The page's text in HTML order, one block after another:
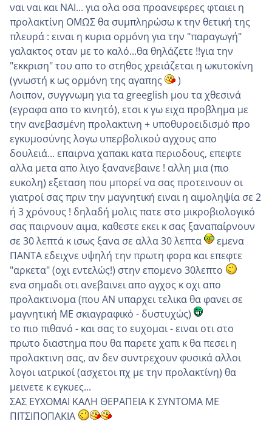
ναι ναι και ΝΑΙ... για ολα οσα προανεφερες φταιει η
προλακτίνη ΟΜΩΣ θα συμπληρώσω κ την θετική της
πλευρά : ειναι η κυρια ορμόνη για την "παραγωγή"
γαλακτος οταν με το καλό...θα θηλάζετε !!για την
"εκκριση" του απο το στηθος χρειάζεται η ωκυτοκίνη
(γνωστή κ ως ορμόνη της αγαπης
)
Λοιπον, συγγνωμη για τα greeglish μου τα χθεσινά
(εγραφα απο το κινητό), ετσι κ γω ειχα προβλημα με
την ανεβασμένη προλακτινη + υποθυροειδισμό προ
εγκυμοσύνης λογω υπερβολικού αγχους απο
δουλειά... επαιρνα χαπακι κατα περιοδους, επεφτε
αλλα μετα απο λιγο ξανανεβαινε ! αλλη μια (πιο
ευκολη) εξεταση που μπορεί να σας προτεινουν οι
γιατροί σας πριν την μαγνητική ειναι η αιμοληψία σε 2
ή 3 χρόνους ! δηλαδή μολις πατε στο μικροβιολογικό
σας παιρνουν αιμα, καθεστε εκει κ σας ξαναπαίρνουν
σε 30 λεπτά κ ισως ξανα σε αλλα 30 λεπτα
εμενα
ΠΑΝΤΑ εδειχνε υψηλή την πρωτη φορα και επεφτε
"αρκετα" (οχι εντελώς!) στην επομενο 30λεπτο
ενα σημαδι οτι ανεβαινει απο αγχος κ οχι απο
προλακτινομα (που ΑΝ υπαρχει τελικα θα φανει σε
μαγνητική ΜΕ σκιαγραφικό - δυστυχώς)
το πιο πιθανό - και σας το ευχομαι - ειναι οτι στο
πρωτο διαστημα που θα παρετε χαπι κ θα πεσει η
προλακτινη σας, αν δεν συντρεχουν φυσικά αλλοι
λογοι ιατρικοί (ασχετοι πχ με την προλακτίνη) θα
μεινετε κ εγκυες...
ΣΑΣ ΕΥΧΟΜΑΙ ΚΑΛΗ ΘΕΡΑΠΕΙΑ Κ ΣΥΝΤΟΜΑ ΜΕ
ΠΙΤΣΙΠΟΠΑΚΙΑ